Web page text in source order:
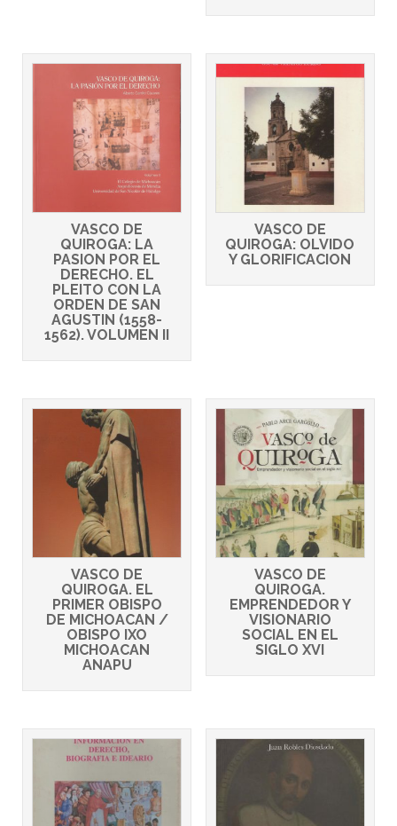
VASCO DE
QUIROGA: LA
PASION POR EL
DERECHO. EL
PLEITO CON LA
ORDEN DE SAN
AGUSTIN (1558-
1562). VOLUMEN II
VASCO DE
QUIROGA: OLVIDO
Y GLORIFICACION
VASCO DE
QUIROGA. EL
PRIMER OBISPO
DE MICHOACAN /
OBISPO IXO
MICHOACAN
ANAPU
VASCO DE
QUIROGA.
EMPRENDEDOR Y
VISIONARIO
SOCIAL EN EL
SIGLO XVI